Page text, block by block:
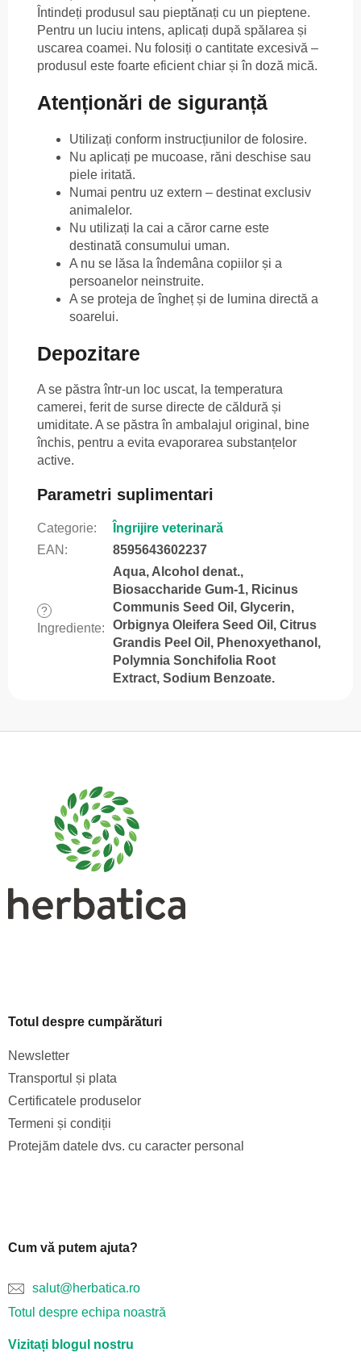
Întindeți produsul sau pieptănați cu un pieptene.
Pentru un luciu intens, aplicați după spălarea și
uscarea coamei. Nu folosiți o cantitate excesivă –
produsul este foarte eficient chiar și în doză mică.
Atenționări de siguranță
Utilizați conform instrucțiunilor de folosire.
Nu aplicați pe mucoase, răni deschise sau
piele iritată.
Numai pentru uz extern – destinat exclusiv
animalelor.
Nu utilizați la cai a căror carne este
destinată consumului uman.
A nu se lăsa la îndemâna copiilor și a
persoanelor neinstruite.
A se proteja de îngheț și de lumina directă a
soarelui.
Depozitare
A se păstra într-un loc uscat, la temperatura
camerei, ferit de surse directe de căldură și
umiditate. A se păstra în ambalajul original, bine
închis, pentru a evita evaporarea substanțelor
active.
Parametri suplimentari
Categorie:
Îngrijire veterinară
EAN : 8595643602237
?
Ingrediente:
Aqua, Alcohol denat.,
Biosaccharide Gum-1, Ricinus
Communis Seed Oil, Glycerin,
Orbignya Oleifera Seed Oil, Citrus
Grandis Peel Oil, Phenoxyethanol,
Polymnia Sonchifolia Root
Extract, Sodium Benzoate.
Totul despre cumpărături
Newsletter
Transportul și plata
Certificatele produselor
Termeni și condiții
Protejăm datele dvs. cu caracter personal
Cum vă putem ajuta?
salut@herbatica.ro
Totul despre echipa noastră
Vizitați blogul nostru